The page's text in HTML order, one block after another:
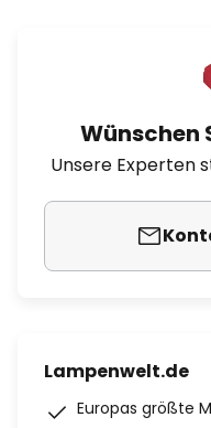
Wünschen
Unsere Experten
Lampenwelt.de
Europas größte